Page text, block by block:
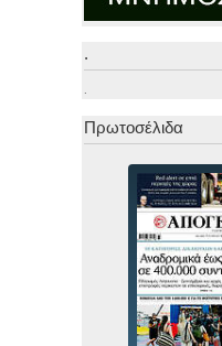
.
.
Πρωτοσέλιδα